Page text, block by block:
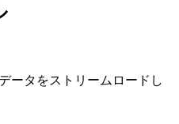
ータをストリームロードし